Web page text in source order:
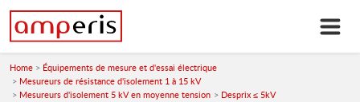
Home
Équipements de mesure et d'essai électrique
Mesureurs de résistance d'isolement 1 à 15 kV
Mesureurs d'isolement 5 kV en moyenne tension
Desprix ≤ 5kV